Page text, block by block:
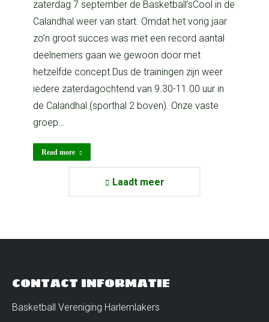
zaterdag 7 september de Basketball’sCool in de
Calandhal weer van start. Omdat het vorig jaar
zo’n groot succes was met een record aantal
deelnemers gaan we gewoon door met
hetzelfde concept.Dus de trainingen zijn weer
iedere zaterdagochtend van 9.30-11.00 uur in
de Calandhal (sporthal 2 boven). Onze vaste
groep…
Read more
Laadt meer
CONTACT INFORMATIE
Basketball Vereniging Harlemlakers